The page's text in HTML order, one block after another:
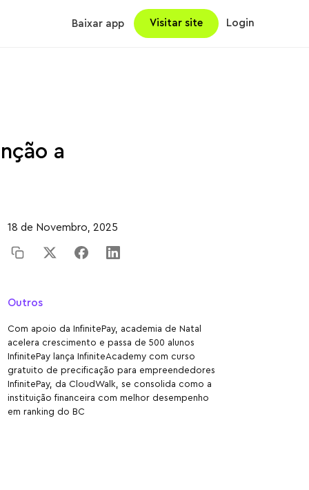
Baixar app Visitar site Login
a
18 de Novembro, 2025
Outros
Com apoio da InfinitePay, academia de Natal
acelera crescimento e passa de 500 alunos
InfinitePay lança InfiniteAcademy com curso
gratuito de precificação para empreendedores
InfinitePay, da CloudWalk, se consolida como a
instituição financeira com melhor desempenho
em ranking do BC